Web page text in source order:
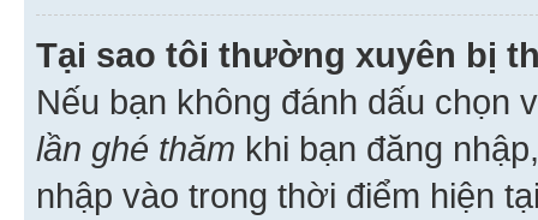
Tại sao tôi thường xuyên bị
Nếu bạn không đánh dấu chọn
lần ghé thăm khi bạn đăng
nhập vào trong thời điểm hiện